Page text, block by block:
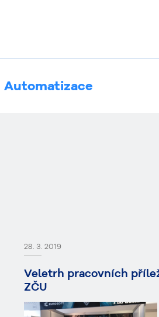
Automatizace
28. 3. 2019
Veletrh pracovních
ZČU